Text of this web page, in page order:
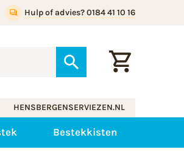
Hulp of advies? 0184 41 10 16
HENSBERGENSERVIEZEN.NL
Bestekkisten